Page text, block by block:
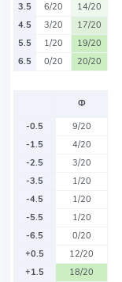
3.5
6/20
14/20
4.5
3/20
17/20
5.5
1/20
19/20
6.5
0/20 20/20
Ф
-0.5
9/20
-1.5
4/20
-2.5
3/20
-3.5
1/20
-4.5
1/20
-5.5
1/20
-6.5
0/20
+0.5
12/20
+1.5
18/20